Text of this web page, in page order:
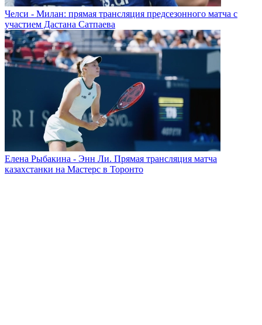
Челси - Милан: прямая трансляция предсезонного матча с
участием Дастана Сатпаева
Елена Рыбакина - Энн Ли. Прямая трансляция матча
казахстанки на Мастерс в Торонто